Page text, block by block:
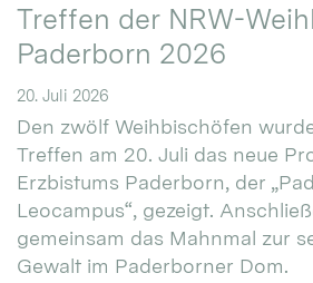
Treffen der NRW-
Paderborn 2026
20. Juli 2026
Den zwölf Weihbischöfen
Treffen am 20. Juli das neue
Erzbistums Paderborn, der
Leocampus“, gezeigt.
gemeinsam das Mahnmal zur
Gewalt im Paderborner Dom.